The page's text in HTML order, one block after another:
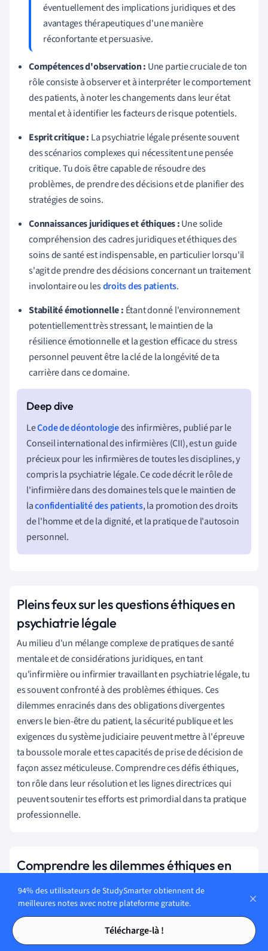
Tables des matières
Tables des matières
éventuellement des implications juridiques et des
avantages thérapeutiques d'une manière
réconfortante et persuasive.
Compétences d'observation : Une partie cruciale de ton
rôle consiste à observer et à interpréter le comportement
des patients, à noter les changements dans leur état
mental et à identifier les facteurs de risque potentiels.
Esprit critique : La psychiatrie légale présente souvent
des scénarios complexes qui nécessitent une pensée
critique. Tu dois être capable de résoudre des
problèmes, de prendre des décisions et de planifier des
stratégies de soins.
Connaissances juridiques et éthiques :Une solide
compréhension des cadres juridiques et éthiques des
soins de santé est indispensable, en particulier lorsqu'il
s'agit de prendre des décisions concernant un traitement
involontaire ou lesdroits des patients.
Stabilité émotionnelle : Étant donné l'environnement
potentiellement très stressant, le maintien de la
résilience émotionnelle et la gestion efficace du stress
personnel peuvent être la clé de la longévité de ta
carrière dans ce domaine.
LeCode de déontologiedes infirmières, publié par le
Conseil international des infirmières (CII), est un guide
précieux pour les infirmières de toutes les disciplines, y
compris la psychiatrie légale. Ce code décrit le rôle de
l'infirmière dans des domaines tels que le maintien de
laconfidentialité des patients, la promotion des droits
de l'homme et de la dignité, et la pratique de l'autosoin
personnel.
Pleins feux sur les questions éthiques en
psychiatrie légale
Au milieu d'un mélange complexe de pratiques de santé
mentale et de considérations juridiques, en tant
qu'infirmière ou infirmier travaillant en psychiatrie légale, tu
es souvent confronté à des problèmes éthiques. Ces
dilemmes enracinés dans des obligations divergentes
envers le bien-être du patient, la sécurité publique et les
exigences du système judiciaire peuvent mettre à l'épreuve
ta boussole morale et tes capacités de prise de décision de
façon assez méticuleuse. Comprendre ces défis éthiques,
ton rôle dans leur résolution et les lignes directrices qui
peuvent soutenir tes efforts est primordial dans ta pratique
professionnelle.
Comprendre les dilemmes éthiques en
psychiatrie légale
L'intersection des soins de santé, du droit et de la criminalité
donne souvent lieu à des dilemmes éthiques uniques en
psychiatrie légale. Chaque situation difficile exige un
94% des utilisateurs de StudySmarter obtiennent de
meilleures notes avec notre plateforme gratuite.
Télécharge-là !